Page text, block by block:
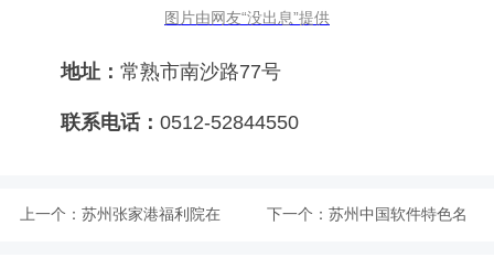
图片由网友“没出息”提供
地址： 常熟市南沙路77号
联系电话： 0512-52844550
上一个： 苏州张家港福利院在 下一个： 苏州中国软件特色名